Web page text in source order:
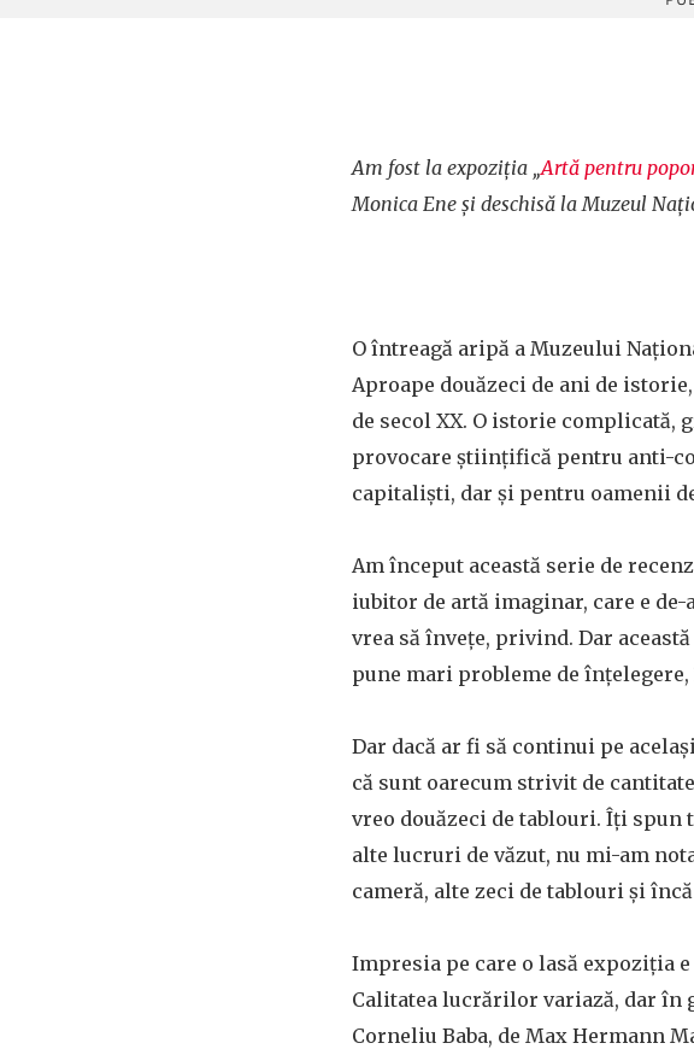
Am fost la expoziția „Artă pentru
Monica Ene și deschisă la Muzeul
O întreagă aripă a Muzeului
Aproape douăzeci de ani de
de secol XX. O istorie complicată,
provocare științifică pentru anti-
capitaliști, dar și pentru oamenii
Am început această serie de
iubitor de artă imaginar, care e
vrea să învețe, privind. Dar
pune mari probleme de
Dar dacă ar fi să continui pe
că sunt oarecum strivit de
vreo douăzeci de tablouri. Îți spun
alte lucruri de văzut, nu mi-am
cameră, alte zeci de tablouri și
Impresia pe care o lasă expoziția
Calitatea lucrărilor variază, dar în
Corneliu Baba, de Max Hermann